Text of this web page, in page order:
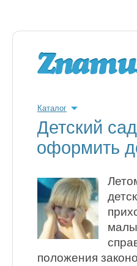
Каталог
Детский
оформить
положения